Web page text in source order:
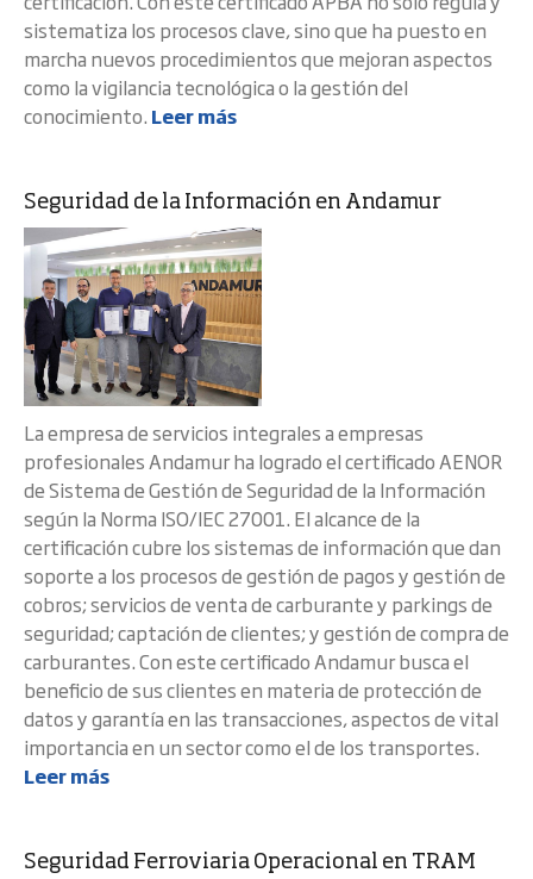
sistematiza los procesos clave, sino que ha puesto en
marcha nuevos procedimientos que mejoran aspectos
como la vigilancia tecnológica o la gestión del
conocimiento. Leer más
Seguridad de la Información en Andamur
La empresa de servicios integrales a empresas
profesionales Andamur ha logrado el certificado AENOR
de Sistema de Gestión de Seguridad de la Información
según la Norma ISO/IEC 27001. El alcance de la
certificación cubre los sistemas de información que dan
soporte a los procesos de gestión de pagos y gestión de
cobros; servicios de venta de carburante y parkings de
seguridad; captación de clientes; y gestión de compra de
carburantes. Con este certificado Andamur busca el
beneficio de sus clientes en materia de protección de
datos y garantía en las transacciones, aspectos de vital
importancia en un sector como el de los transportes.
Leer más
Seguridad Ferroviaria Operacional en TRAM